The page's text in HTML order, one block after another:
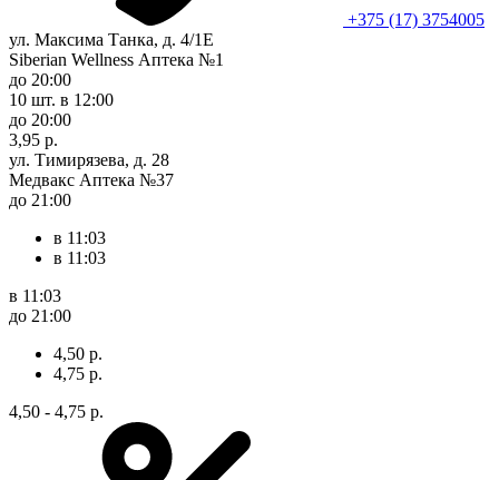
+375 (17) 3754005
ул. Максима Танка, д. 4/1Е
Siberian Wellness Аптека №1
до 20:00
10 шт. в 12:00
до 20:00
3,95 р.
ул. Тимирязева, д. 28
Медвакс Аптека №37
до 21:00
в 11:03
в 11:03
в 11:03
до 21:00
4,50 р.
4,75 р.
4,50 - 4,75 р.